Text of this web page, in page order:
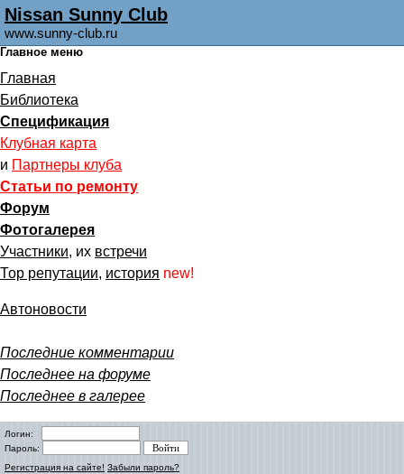
Nissan Sunny Club
www.sunny-club.ru
Главное меню
Главная
Библиотека
Спецификация
Клубная карта
и Партнеры клуба
Статьи по ремонту
Форум
Фотогалерея
Участники, их встречи
Тор репутации, история new!
Автоновости
Последние комментарии
Последнее на форуме
Последнее в галерее
Логин:
Пароль:
Регистрация на сайте! Забыли пароль?